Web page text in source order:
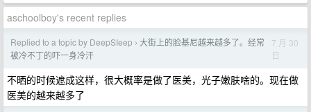
aschoolboy's recent replies
Replied to a topic by DeepSIeep › 大街上的脸基尼越来越多了。经常
被冷不丁的吓一身冷汗
7 月 30
日
不晒的时候遮成这样，很大概率是做了医美，光子嫩肤啥的。现在做
医美的越来越多了